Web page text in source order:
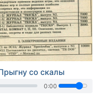
со скалы
0:00